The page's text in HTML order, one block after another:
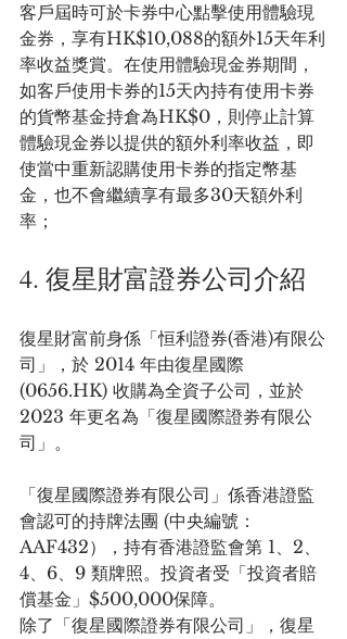
客戶屆時可於卡券中心點擊使用體驗現
金券，享有HK$10,088的額外15天年利
率收益獎賞。在使用體驗現金券期間，
如客戶使用卡券的15天內持有使用卡券
的貨幣基金持倉為HK$0，則停止計算
體驗現金券以提供的額外利率收益，即
使當中重新認購使用卡券的指定幣基
金，也不會繼續享有最多30天額外利
率；
4. 復星財富證券公司介紹
復星財富前身係「恒利證券(香港)有限公
司」，於 2014 年由復星國際
(0656.HK) 收購為全資子公司，並於
2023 年更名為「復星國際證劵有限公
司」。
「復星國際證券有限公司」係香港證監
會認可的持牌法團 (中央編號：
AAF432），持有香港證監會第 1、2、
4、6、9 類牌照。投資者受「投資者賠
償基金」$500,000保障。
除了「復星國際證券有限公司」，復星